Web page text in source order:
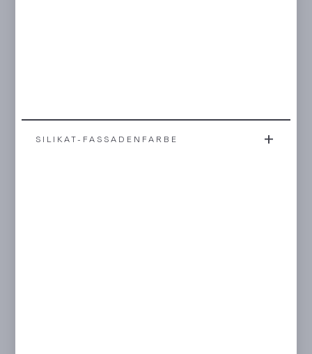
SILIKAT-FASSADENFARBE